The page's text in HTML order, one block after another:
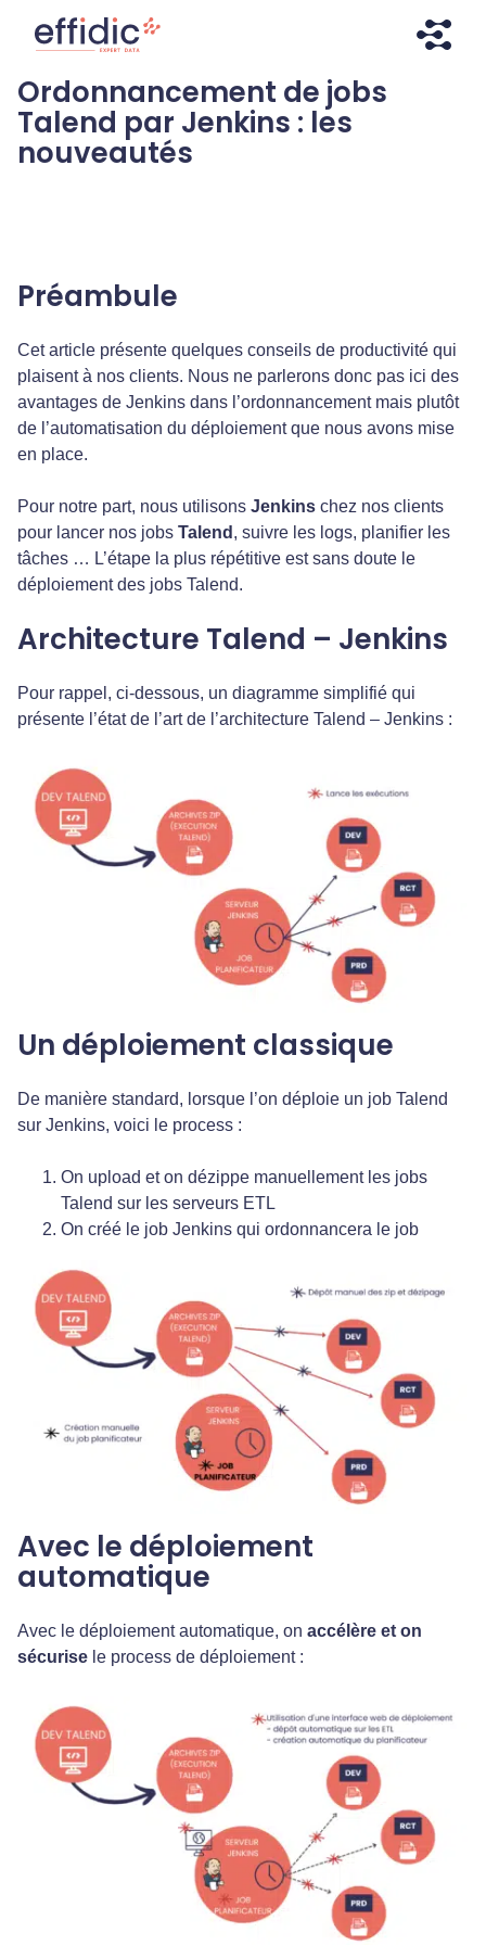
directement
contenu
navigation
Effidic – Expert Data
Faites briller vos données !
Ordonnancement de jobs
Talend par Jenkins : les
nouveautés
Préambule
Cet article présente quelques conseils de productivité qui
plaisent à nos clients. Nous ne parlerons donc pas ici des
avantages de Jenkins dans l’ordonnancement mais plutôt
de l’automatisation du déploiement que nous avons mise
en place.
Pour notre part, nous utilisons Jenkins chez nos clients
pour lancer nos jobs Talend , suivre les logs, planifier les
tâches … L’étape la plus répétitive est sans doute le
déploiement des jobs Talend.
Architecture Talend – Jenkins
Pour rappel, ci-dessous, un diagramme simplifié qui
présente l’état de l’art de l’architecture Talend – Jenkins :
Un déploiement classique
De manière standard, lorsque l’on déploie un job Talend
sur Jenkins, voici le process :
On upload et on dézippe manuellement les jobs
Talend sur les serveurs ETL
On créé le job Jenkins qui ordonnancera le job
Avec le déploiement
automatique
Avec le déploiement automatique, on accélère et on
sécurise le process de déploiement :